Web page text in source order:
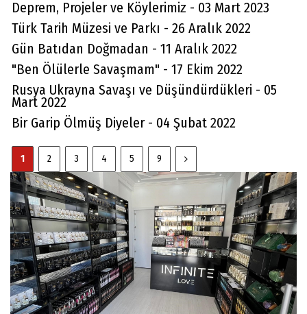
Deprem, Projeler ve Köylerimiz - 03 Mart 2023
Türk Tarih Müzesi ve Parkı - 26 Aralık 2022
Gün Batıdan Doğmadan - 11 Aralık 2022
"Ben Ölülerle Savaşmam" - 17 Ekim 2022
Rusya Ukrayna Savaşı ve Düşündürdükleri - 05
Mart 2022
Bir Garip Ölmüş Diyeler - 04 Şubat 2022
1 2 3 4 5 9